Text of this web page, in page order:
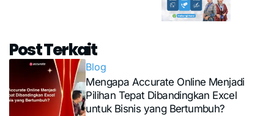
Post Terkait
Blog
Mengapa Accurate Online Menjadi
Pilihan Tepat Dibandingkan Excel
untuk Bisnis yang Bertumbuh?